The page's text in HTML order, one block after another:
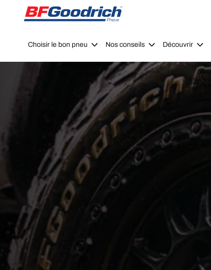
Go to page content
Go to page navigation
Choisir le bon pneu Nos conseils Découvrir